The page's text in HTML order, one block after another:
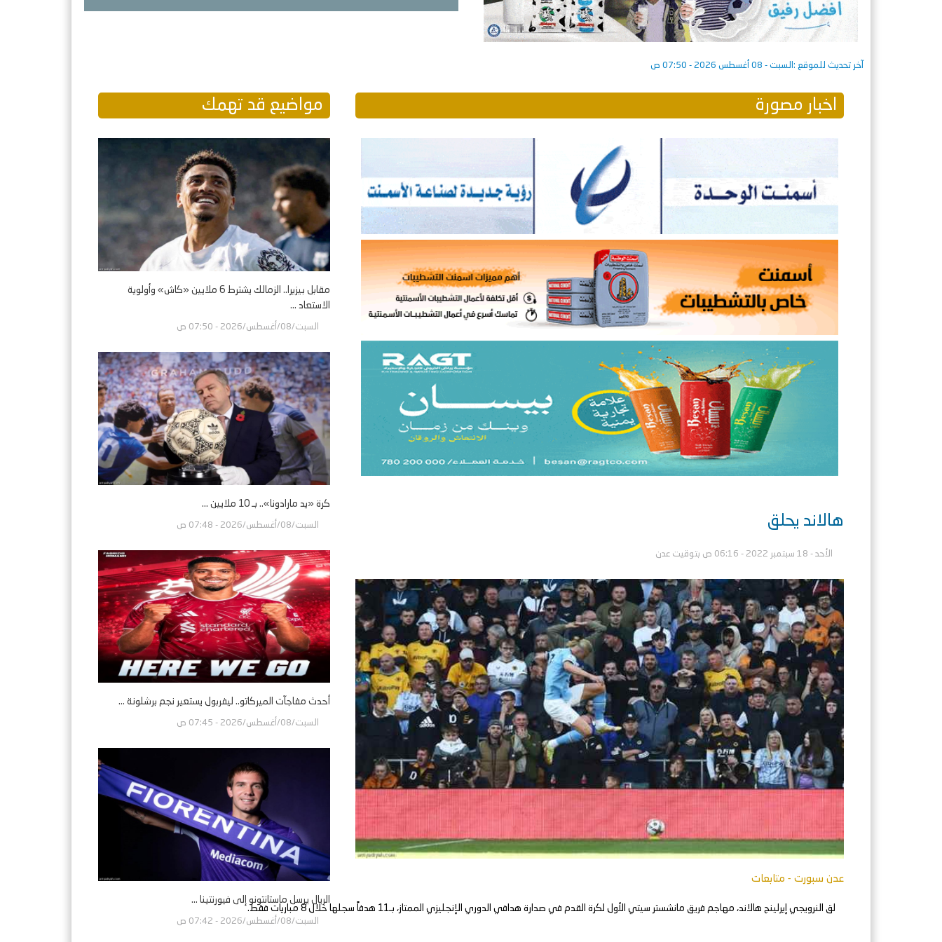
آخر تحديث للموقع : السبت - 08 أغسطس 2026 - 07:50 ص
اخبار مصورة
هالاند يحلق
الأحد - 18 سبتمبر 2022 - 06:16 ص بتوقيت عدن
عدن سبورت - متابعات
لق النرويجي إيرلينج هالاند، مهاجم فريق مانشستر سيتي الأول لكرة القدم في صدارة هدافي الدوري الإنجليزي الممتاز، بـ11 هدفاً سجلها خلال 8 مباريات فقط.
مواضيع قد تهمك
مقابل بيزيرا.. الزمالك يشترط 6 ملايين «كاش» وأولوية
الاستعاد ...
السبت/08/أغسطس/2026 - 07:50 ص
كرة «يد مارادونا».. بـ 10 ملايين ...
السبت/08/أغسطس/2026 - 07:48 ص
أحدث مفاجآت الميركاتو.. ليفربول يستعير نجم برشلونة ...
السبت/08/أغسطس/2026 - 07:45 ص
الريال يرسل ماستانتونو إلى فيورنتينا ...
السبت/08/أغسطس/2026 - 07:42 ص